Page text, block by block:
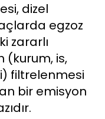
dizel
egzoz
zararlı
(kurum, is,
filtrelenmesi
bir emisyon